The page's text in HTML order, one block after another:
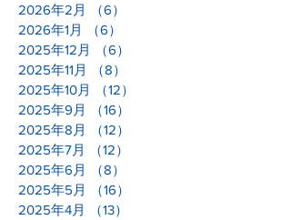
2026年2月
（6）
2026年1月
（6）
2025年12月
（6）
2025年11月
（8）
2025年10月
（12）
2025年9月
（16）
2025年8月
（12）
2025年7月
（12）
2025年6月
（8）
2025年5月
（16）
2025年4月
（13）